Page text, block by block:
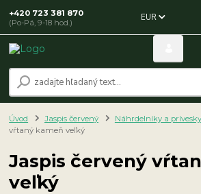
EUR
+420 723 381 870
(Po-Pá, 9-18 hod.)
Úvod Jaspis červený Náhrdelníky a prívesky
vŕtaný kameň veľký
Jaspis červený
veľký